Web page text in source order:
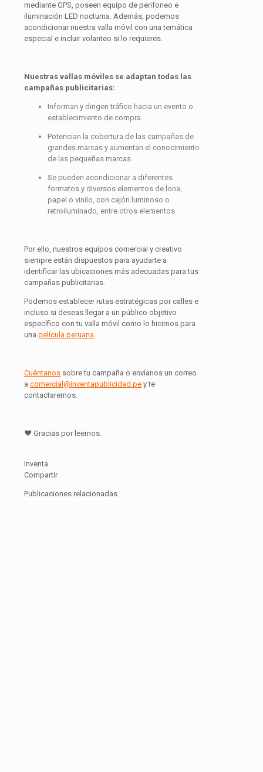
mediante GPS, poseen equipo de perifoneo e
iluminación LED nocturna. Además, podemos
acondicionar nuestra valla móvil con una temática
especial e incluir volanteo si lo requieres.
Nuestras vallas móviles se adaptan todas las
campañas publicitarias:
Informan y dirigen tráfico hacia un evento o
establecimiento de compra.
Potencian la cobertura de las campañas de
grandes marcas y aumentan el conocimiento
de las pequeñas marcas.
Se pueden acondicionar a diferentes
formatos y diversos elementos de lona,
papel o vinilo, con cajón luminoso o
retroiluminado, entre otros elementos.
Por ello, nuestros equipos comercial y creativo
siempre están dispuestos para ayudarte a
identificar las ubicaciones más adecuadas para tus
campañas publicitarias.
Podemos establecer rutas estratégicas por calles e
incluso si deseas llegar a un público objetivo
específico con tu valla móvil como lo hicimos para
una película peruana.
Cuéntanos sobre tu campaña o envíanos un correo
a comercial@inventapublicidad.pe y te
contactaremos.
♥ Gracias por leernos.
Inventa
Compartir
Publicaciones relacionadas